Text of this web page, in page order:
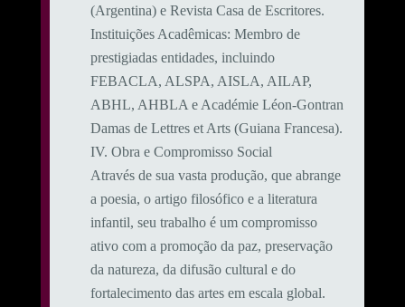
(Argentina) e Revista Casa de Escritores.
​Instituições Acadêmicas: Membro de
prestigiadas entidades, incluindo
FEBACLA, ALSPA, AISLA, AILAP,
ABHL, AHBLA e Académie Léon-Gontran
Damas de Lettres et Arts (Guiana Francesa).
​IV. Obra e Compromisso Social
​Através de sua vasta produção, que abrange
a poesia, o artigo filosófico e a literatura
infantil, seu trabalho é um compromisso
ativo com a promoção da paz, preservação
da natureza, da difusão cultural e do
fortalecimento das artes em escala global.